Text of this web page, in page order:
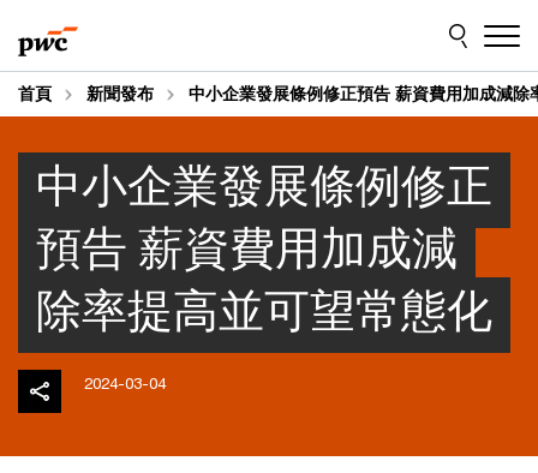
to
content
to
footer
首頁 新聞發布 中小企業發展條例修正預告 薪資費用加成減除
中小企業發展條例修正
預告 薪資費用加成減
除率提高並可望常態化
2024-03-04